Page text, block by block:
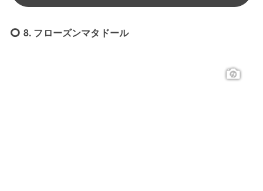
8. フローズンマタドール